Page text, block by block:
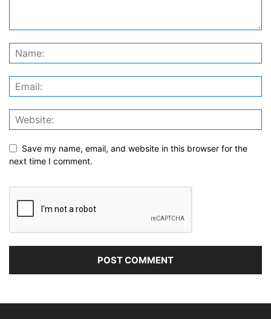
Save my name, email, and website in this browser for the
next time I comment.